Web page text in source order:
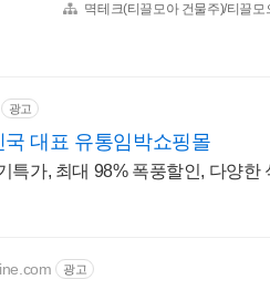
멱테크(티끌모아 건물주)/티끌모
광고
대표 유통임박쇼핑몰
특가, 최대 98% 폭풍할인, 다양한
광고